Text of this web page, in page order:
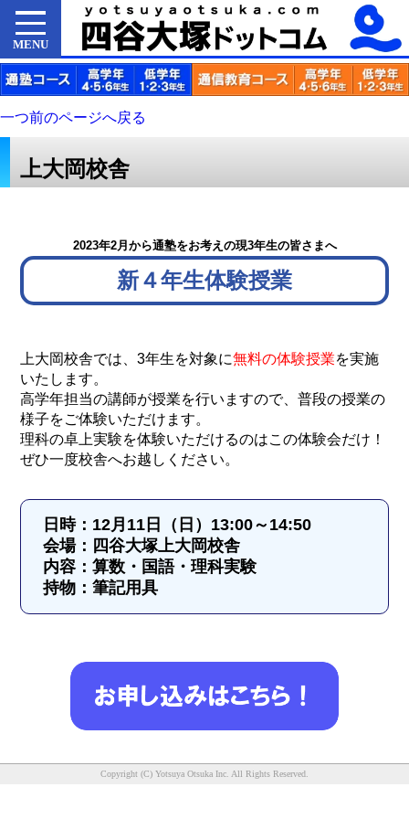
MENU
一つ前のページへ戻る
上大岡校舎
2023年2月から通塾をお考えの現3年生の皆さまへ
新４年生体験授業
上大岡校舎では、3年生を対象に無料の体験授業を実施
いたします。
高学年担当の講師が授業を行いますので、普段の授業の
様子をご体験いただけます。
理科の卓上実験を体験いただけるのはこの体験会だけ！
ぜひ一度校舎へお越しください。
日時：12月11日（日）13:00～14:50
会場：四谷大塚上大岡校舎
内容：算数・国語・理科実験
持物：筆記用具
Copyright (C) Yotsuya Otsuka Inc. All Rights Reserved.